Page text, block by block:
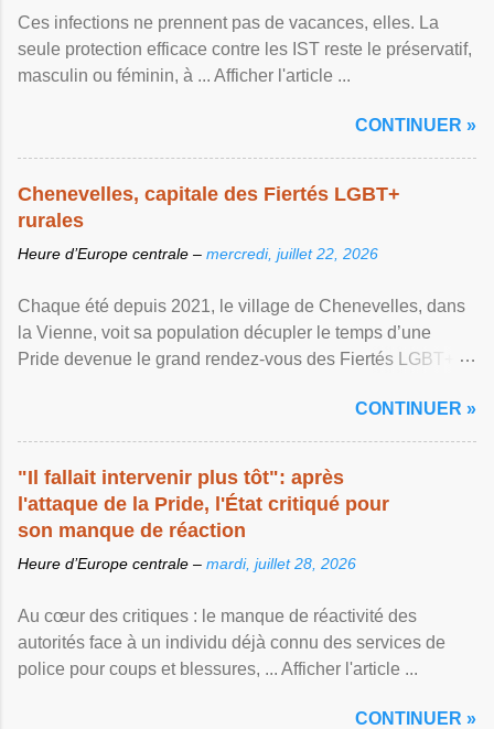
Ces infections ne prennent pas de vacances, elles. La
seule protection efficace contre les IST reste le préservatif,
masculin ou féminin, à ... Afficher l'article ...
CONTINUER »
Chenevelles, capitale des Fiertés LGBT+
rurales
Heure d’Europe centrale – mercredi, juillet 22, 2026
Chaque été depuis 2021, le village de Chenevelles, dans
la Vienne, voit sa population décupler le temps d’une
Pride devenue le grand rendez-vous des Fiertés LGBT+
CONTINUER »
"Il fallait intervenir plus tôt": après
l'attaque de la Pride, l'État critiqué pour
son manque de réaction
Heure d’Europe centrale – mardi, juillet 28, 2026
Au cœur des critiques : le manque de réactivité des
autorités face à un individu déjà connu des services de
police pour coups et blessures, ... Afficher l'article ...
CONTINUER »